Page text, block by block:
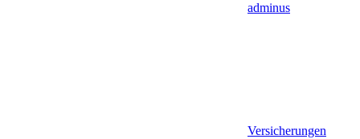
adminus
Versicherungen